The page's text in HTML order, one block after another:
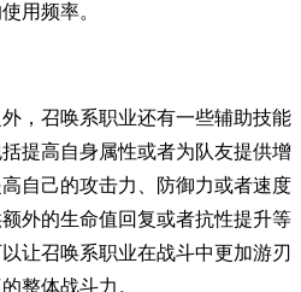
用频率。
，召唤系职业还有一些辅助技能
提高自身属性或者为队友提供增
自己的攻击力、防御力或者速度
外的生命值回复或者抗性提升等
让召唤系职业在战斗中更加游刃
整体战斗力。